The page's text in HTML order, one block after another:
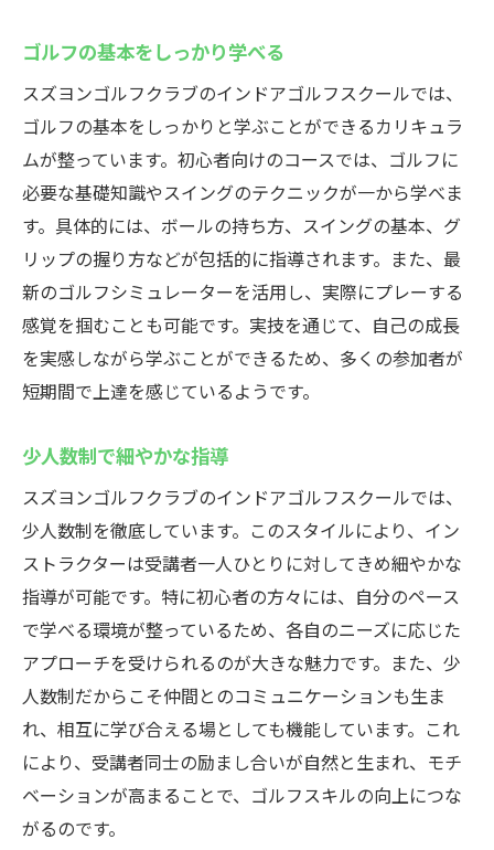
ゴルフの基本をしっかり学べる
スズヨンゴルフクラブのインドアゴルフスクールでは、
ゴルフの基本をしっかりと学ぶことができるカリキュラ
ムが整っています。初心者向けのコースでは、ゴルフに
必要な基礎知識やスイングのテクニックが一から学べま
す。具体的には、ボールの持ち方、スイングの基本、グ
リップの握り方などが包括的に指導されます。また、最
新のゴルフシミュレーターを活用し、実際にプレーする
感覚を掴むことも可能です。実技を通じて、自己の成長
を実感しながら学ぶことができるため、多くの参加者が
短期間で上達を感じているようです。
少人数制で細やかな指導
スズヨンゴルフクラブのインドアゴルフスクールでは、
少人数制を徹底しています。このスタイルにより、イン
ストラクターは受講者一人ひとりに対してきめ細やかな
指導が可能です。特に初心者の方々には、自分のペース
で学べる環境が整っているため、各自のニーズに応じた
アプローチを受けられるのが大きな魅力です。また、少
人数制だからこそ仲間とのコミュニケーションも生ま
れ、相互に学び合える場としても機能しています。これ
により、受講者同士の励まし合いが自然と生まれ、モチ
ベーションが高まることで、ゴルフスキルの向上につな
がるのです。